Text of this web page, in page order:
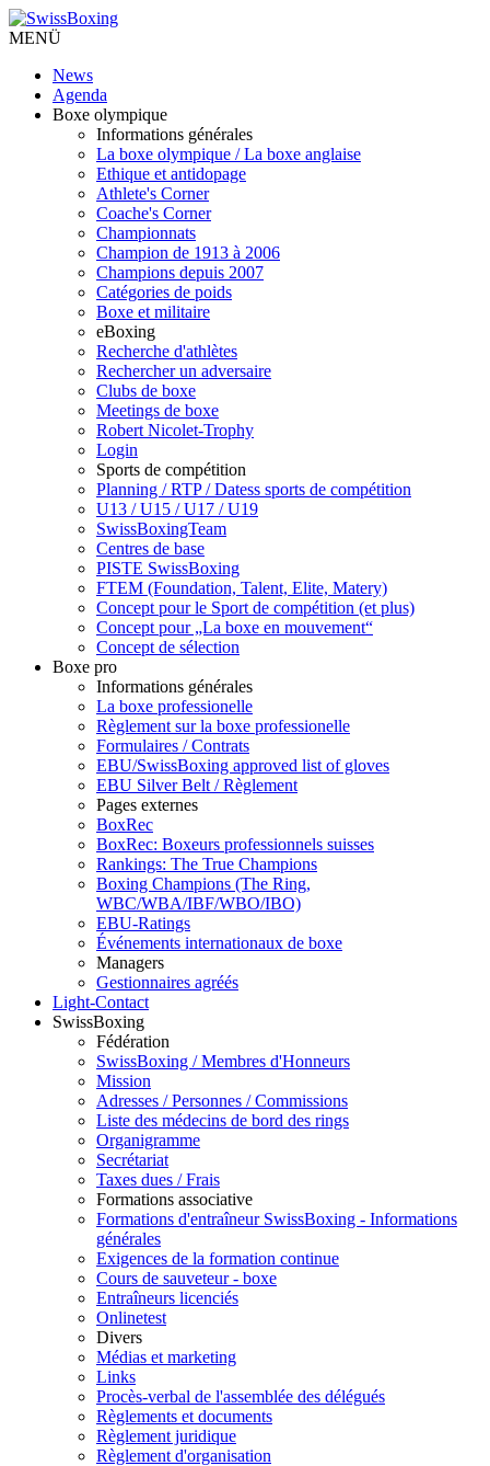
MENÜ
News
Agenda
Boxe olympique
Informations générales
La boxe olympique / La boxe anglaise
Ethique et antidopage
Athlete's Corner
Coache's Corner
Championnats
Champion de 1913 à 2006
Champions depuis 2007
Catégories de poids
Boxe et militaire
eBoxing
Recherche d'athlètes
Rechercher un adversaire
Clubs de boxe
Meetings de boxe
Robert Nicolet-Trophy
Login
Sports de compétition
Planning / RTP / Datess sports de compétition
U13 / U15 / U17 / U19
SwissBoxingTeam
Centres de base
PISTE SwissBoxing
FTEM (Foundation, Talent, Elite, Matery)
Concept pour le Sport de compétition (et plus)
Concept pour „La boxe en mouvement“
Concept de sélection
Boxe pro
Informations générales
La boxe professionelle
Règlement sur la boxe professionelle
Formulaires / Contrats
EBU/SwissBoxing approved list of gloves
EBU Silver Belt / Règlement
Pages externes
BoxRec
BoxRec: Boxeurs professionnels suisses
Rankings: The True Champions
Boxing Champions (The Ring,
WBC/WBA/IBF/WBO/IBO)
EBU-Ratings
Événements internationaux de boxe
Managers
Gestionnaires agréés
Light-Contact
SwissBoxing
Fédération
SwissBoxing / Membres d'Honneurs
Mission
Adresses / Personnes / Commissions
Liste des médecins de bord des rings
Organigramme
Secrétariat
Taxes dues / Frais
Formations associative
Formations d'entraîneur SwissBoxing - Informations
générales
Exigences de la formation continue
Cours de sauveteur - boxe
Entraîneurs licenciés
Onlinetest
Divers
Médias et marketing
Links
Procès-verbal de l'assemblée des délégués
Règlements et documents
Règlement juridique
Règlement d'organisation